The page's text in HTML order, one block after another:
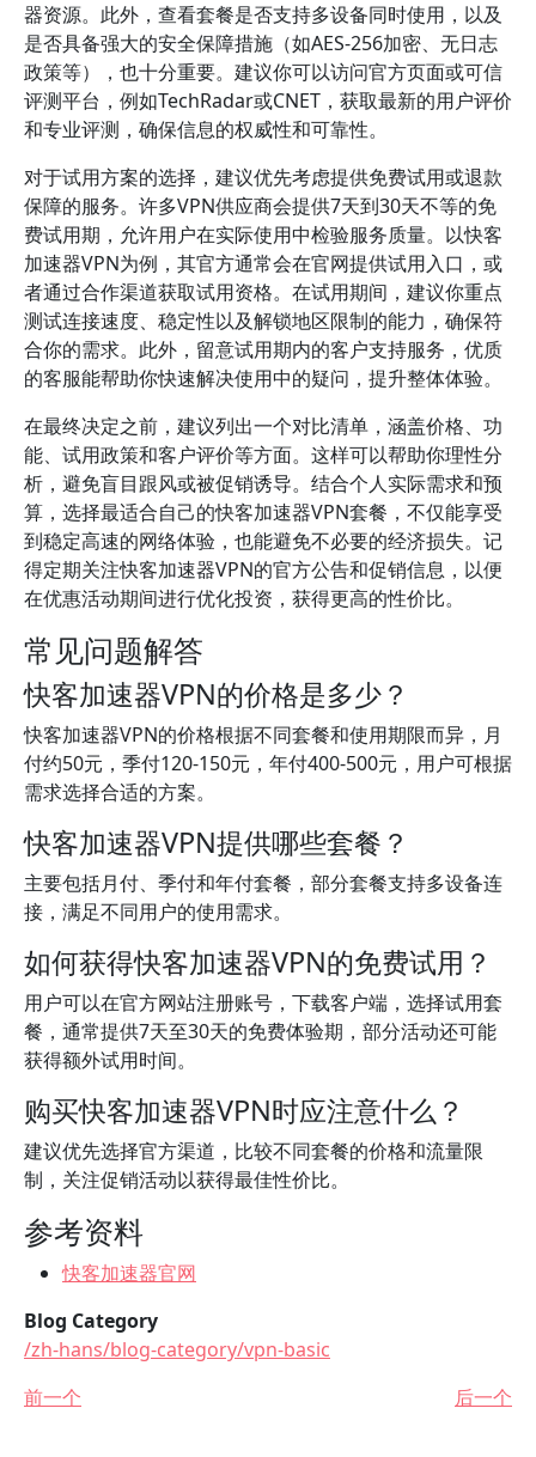
器资源。此外，查看套餐是否支持多设备同时使用，以及
是否具备强大的安全保障措施（如AES-256加密、无日志
政策等），也十分重要。建议你可以访问官方页面或可信
评测平台，例如TechRadar或CNET，获取最新的用户评价
和专业评测，确保信息的权威性和可靠性。
对于试用方案的选择，建议优先考虑提供免费试用或退款
保障的服务。许多VPN供应商会提供7天到30天不等的免
费试用期，允许用户在实际使用中检验服务质量。以快客
加速器VPN为例，其官方通常会在官网提供试用入口，或
者通过合作渠道获取试用资格。在试用期间，建议你重点
测试连接速度、稳定性以及解锁地区限制的能力，确保符
合你的需求。此外，留意试用期内的客户支持服务，优质
的客服能帮助你快速解决使用中的疑问，提升整体体验。
在最终决定之前，建议列出一个对比清单，涵盖价格、功
能、试用政策和客户评价等方面。这样可以帮助你理性分
析，避免盲目跟风或被促销诱导。结合个人实际需求和预
算，选择最适合自己的快客加速器VPN套餐，不仅能享受
到稳定高速的网络体验，也能避免不必要的经济损失。记
得定期关注快客加速器VPN的官方公告和促销信息，以便
在优惠活动期间进行优化投资，获得更高的性价比。
常见问题解答
快客加速器VPN的价格是多少？
快客加速器VPN的价格根据不同套餐和使用期限而异，月
付约50元，季付120-150元，年付400-500元，用户可根据
需求选择合适的方案。
快客加速器VPN提供哪些套餐？
主要包括月付、季付和年付套餐，部分套餐支持多设备连
接，满足不同用户的使用需求。
如何获得快客加速器VPN的免费试用？
用户可以在官方网站注册账号，下载客户端，选择试用套
餐，通常提供7天至30天的免费体验期，部分活动还可能
获得额外试用时间。
购买快客加速器VPN时应注意什么？
建议优先选择官方渠道，比较不同套餐的价格和流量限
制，关注促销活动以获得最佳性价比。
参考资料
快客加速器官网
Blog Category
/zh-hans/blog-category/vpn-basic
前一个
后一个